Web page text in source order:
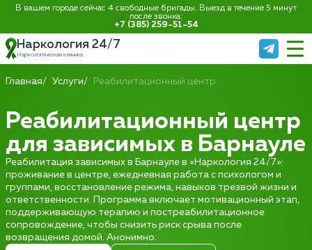
В вашем городе сейчас 4 свободные бригады. Выезд в течение 5 минут
после звонка:
+7 (385) 259-51-54
Наркология 24/7
Наркологическая клиника
Главная Услуги Реабилитационный центр
Реабилитационный центр
для зависимых в Барнауле
Реабилитация зависимых в Барнауле в «Наркология 24/7»:
проживание в центре, ежедневная работа с психологом и
группами, восстановление режима, навыков трезвой жизни и
ответственности. Программа включает мотивационный этап,
поддерживающую терапию и постреабилитационное
сопровождение, чтобы снизить риск срыва после
возвращения домой. Анонимно.